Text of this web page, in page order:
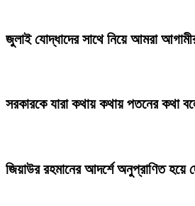
জুলাই যোদ্ধাদের সাথে নিয়ে আমরা
সরকারকে যারা কথায় কথায় পতনের কথা
জিয়াউর রহমানের আদর্শে অনুপ্রাণিত হয়ে